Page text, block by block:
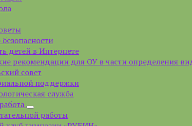
детей в Интернете
рекомендации для ОУ в части определения
совет
поддержки
служба
работы